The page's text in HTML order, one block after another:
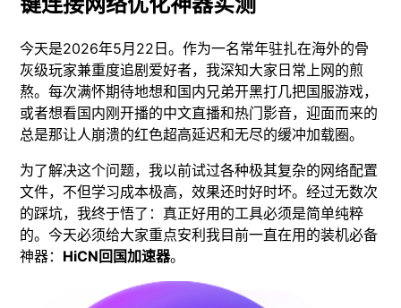
今天是2026年5月22日。作为一名常年驻扎在海外的骨
灰级玩家兼重度追剧爱好者，我深知大家日常上网的煎
熬。每次满怀期待地想和国内兄弟开黑打几把国服游戏，
或者想看国内刚开播的中文直播和热门影音，迎面而来的
总是那让人崩溃的红色超高延迟和无尽的缓冲加载圈。
为了解决这个问题，我以前试过各种极其复杂的网络配置
文件，不但学习成本极高，效果还时好时坏。经过无数次
的踩坑，我终于悟了：真正好用的工具必须是简单纯粹
的。今天必须给大家重点安利我目前一直在用的装机必备
神器： HiCN回国加速器。